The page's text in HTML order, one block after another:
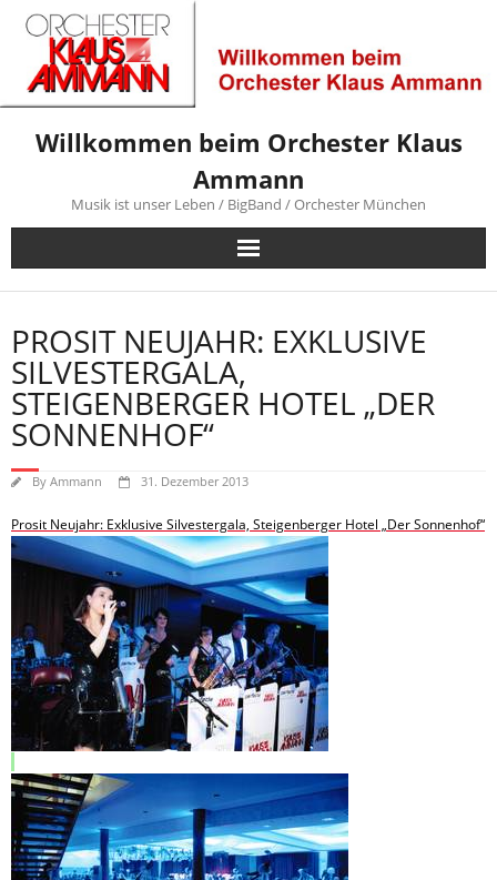
Willkommen beim Orchester Klaus
Ammann
Musik ist unser Leben / BigBand / Orchester München
PROSIT NEUJAHR: EXKLUSIVE
SILVESTERGALA,
STEIGENBERGER HOTEL „DER
SONNENHOF“
By Ammann 31. Dezember 2013
Prosit Neujahr: Exklusive Silvestergala, Steigenberger Hotel „Der Sonnenhof“